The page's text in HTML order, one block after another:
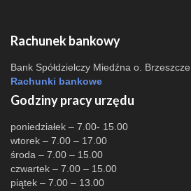
Rachunek bankowy
Bank Spółdzielczy Miedźna o. Brzeszcze
Rachunki bankowe
Godziny pracy urzędu
poniedziałek – 7.00- 15.00
wtorek – 7.00 – 17.00
środa – 7.00 – 15.00
czwartek – 7.00 – 15.00
piątek – 7.00 – 13.00